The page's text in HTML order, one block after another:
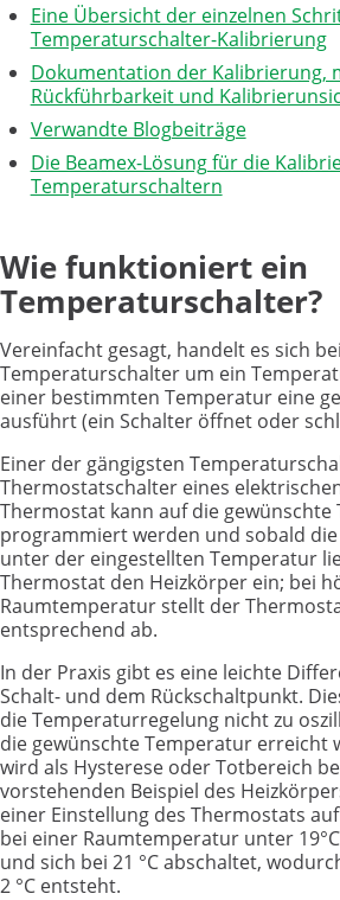
Eine Übersicht der einzelnen
Temperaturschalter-Kalibrierung
Dokumentation der Kalibrierung,
Rückführbarkeit und
Verwandte Blogbeiträge
Die Beamex-Lösung für die
Temperaturschaltern
Wie funktioniert ein
Temperaturschalter?
Vereinfacht gesagt, handelt es sich
Temperaturschalter um ein
einer bestimmten Temperatur eine
ausführt (ein Schalter öffnet oder
Einer der gängigsten
Thermostatschalter eines
Thermostat kann auf die
programmiert werden und sobald
unter der eingestellten Temperatur
Thermostat den Heizkörper ein; bei
Raumtemperatur stellt der
entsprechend ab.
In der Praxis gibt es eine leichte
Schalt- und dem Rückschaltpunkt.
die Temperaturregelung nicht zu
die gewünschte Temperatur erreicht
wird als Hysterese oder Totbereich
vorstehenden Beispiel des
einer Einstellung des Thermostats
bei einer Raumtemperatur unter
und sich bei 21 °C abschaltet,
2 °C entsteht.